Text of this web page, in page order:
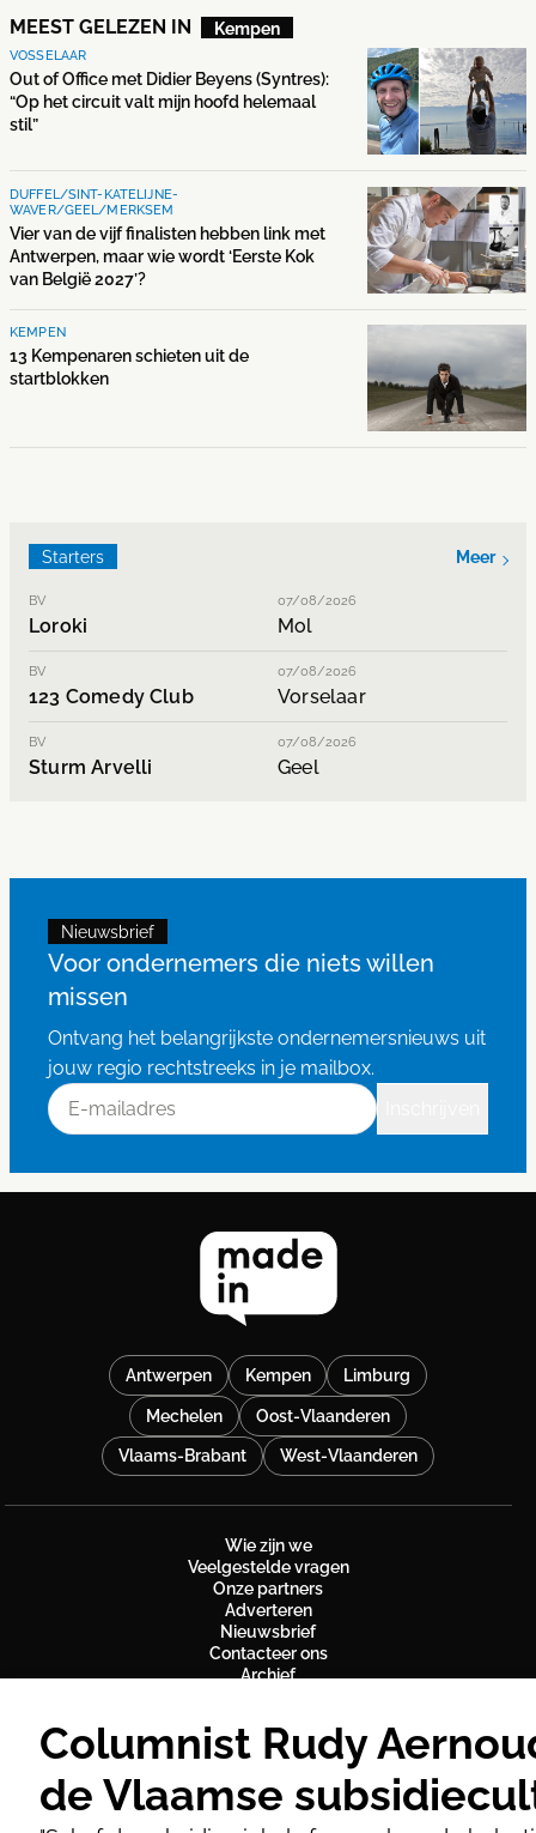
MEEST GELEZEN IN Kempen
VOSSELAAR
Out of Office met Didier Beyens (Syntres):
“Op het circuit valt mijn hoofd helemaal
stil”
DUFFEL/SINT-KATELIJNE-
WAVER/GEEL/MERKSEM
Vier van de vijf finalisten hebben link met
Antwerpen, maar wie wordt ‘Eerste Kok
van België 2027’?
KEMPEN
13 Kempenaren schieten uit de
startblokken
Starters Meer
BV 07/08/2026
Loroki Mol
BV 07/08/2026
123 Comedy Club Vorselaar
BV 07/08/2026
Sturm Arvelli Geel
Nieuwsbrief
Voor ondernemers die niets willen
missen
Ontvang het belangrijkste ondernemersnieuws uit
jouw regio rechtstreeks in je mailbox.
E-mailadres
Antwerpen Kempen Limburg
Mechelen Oost-Vlaanderen
Vlaams-Brabant West-Vlaanderen
Wie zijn we
Veelgestelde vragen
Onze partners
Adverteren
Nieuwsbrief
Contacteer ons
Archief
Charter online publicaties